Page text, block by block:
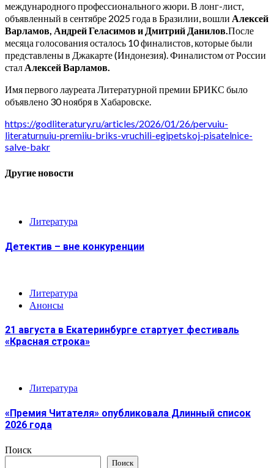
международного профессионального жюри. В лонг-лист,
объявленный в сентябре 2025 года в Бразилии, вошли Алексей
Варламов, Андрей Геласимов и Дмитрий Данилов.После
месяца голосования осталось 10 финалистов, которые были
представлены в Джакарте (Индонезия). Финалистом от России
стал Алексей Варламов.
Имя первого лауреата Литературной премии БРИКС было
объявлено 30 ноября в Хабаровске.
https://godliteratury.ru/articles/2026/01/26/pervuiu-
literaturnuiu-premiiu-briks-vruchili-egipetskoj-pisatelnice-
salve-bakr
Другие новости
Литература
Детектив – вне конкуренции
Литература
Анонсы
21 августа в Екатеринбурге стартует фестиваль
«Красная строка»
Литература
«Премия Читателя» опубликовала Длинный список
2026 года
Поиск
Поиск